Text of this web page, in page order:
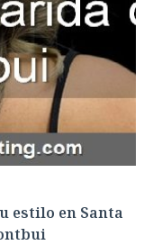
estilo en Santa